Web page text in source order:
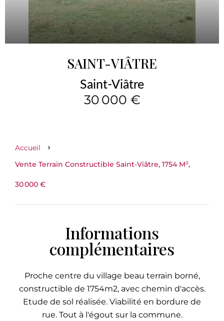
SAINT-VIÂTRE
Saint-Viâtre
30 000 €
Accueil
Vente Terrain Constructible Saint-Viâtre, 1754 M²,
30 000 €
Informations
complémentaires
Proche centre du village beau terrain borné,
constructible de 1754m2, avec chemin d'accès.
Etude de sol réalisée. Viabilité en bordure de
rue. Tout à l'égout sur la commune.